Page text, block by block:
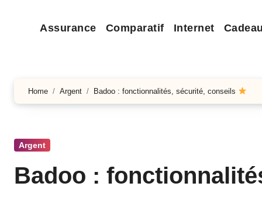
Assurance Comparatif Internet
Home Argent Badoo : fonctionnalités, sécurité, conseils
Argent
Badoo :